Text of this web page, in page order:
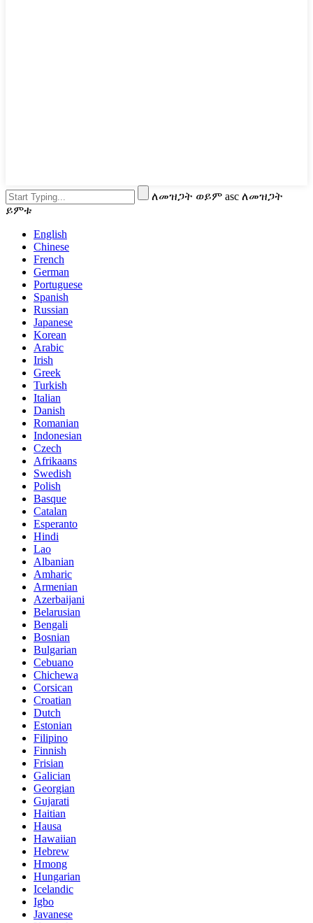
ለመዝጋት ወይም asc ለመዝጋት
ይምቱ
English
Chinese
French
German
Portuguese
Spanish
Russian
Japanese
Korean
Arabic
Irish
Greek
Turkish
Italian
Danish
Romanian
Indonesian
Czech
Afrikaans
Swedish
Polish
Basque
Catalan
Esperanto
Hindi
Lao
Albanian
Amharic
Armenian
Azerbaijani
Belarusian
Bengali
Bosnian
Bulgarian
Cebuano
Chichewa
Corsican
Croatian
Dutch
Estonian
Filipino
Finnish
Frisian
Galician
Georgian
Gujarati
Haitian
Hausa
Hawaiian
Hebrew
Hmong
Hungarian
Icelandic
Igbo
Javanese